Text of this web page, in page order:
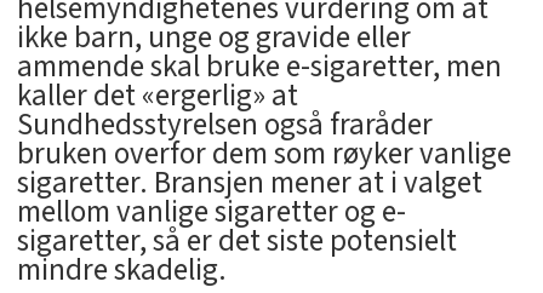
ikke barn, unge og gravide eller
ammende skal bruke e-sigaretter, men
kaller det «ergerlig» at
Sundhedsstyrelsen også fraråder
bruken overfor dem som røyker vanlige
sigaretter. Bransjen mener at i valget
mellom vanlige sigaretter og e-
sigaretter, så er det siste potensielt
mindre skadelig.